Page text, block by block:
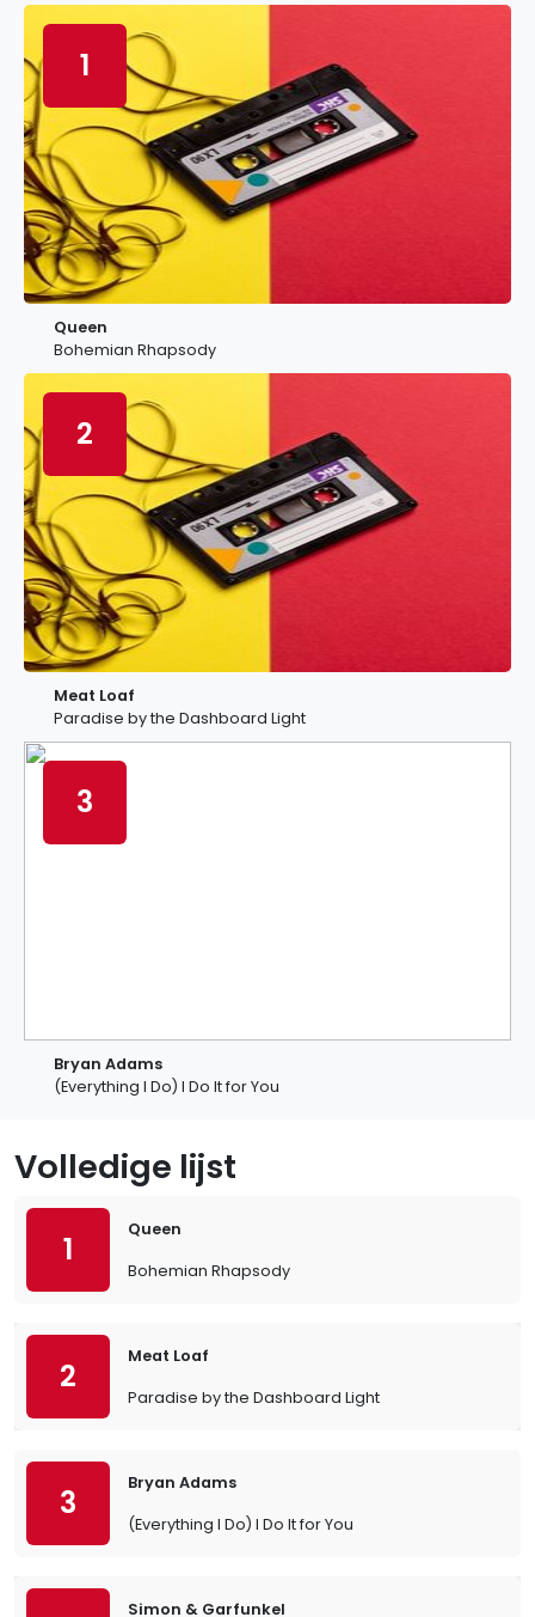
1
Queen
Bohemian Rhapsody
2
Meat Loaf
Paradise by the Dashboard Light
3
Bryan Adams
(Everything I Do) I Do It for You
Volledige lijst
1
Queen
Bohemian Rhapsody
2
Meat Loaf
Paradise by the Dashboard Light
3
Bryan Adams
(Everything I Do) I Do It for You
Simon & Garfunkel